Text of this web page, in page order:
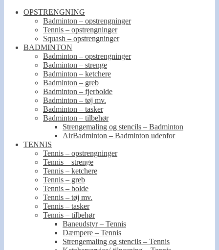
OPSTRENGNING
Badminton – opstrengninger
Tennis – opstrengninger
Squash – opstrengninger
BADMINTON
Badminton – opstrengninger
Badminton – strenge
Badminton – ketchere
Badminton – greb
Badminton – fjerbolde
Badminton – tøj mv.
Badminton – tasker
Badminton – tilbehør
Strengemaling og stencils – Badminton
AirBadminton – Badminton udenfor
TENNIS
Tennis – opstrengninger
Tennis – strenge
Tennis – ketchere
Tennis – greb
Tennis – bolde
Tennis – tøj mv.
Tennis – tasker
Tennis – tilbehør
Baneudstyr – Tennis
Dæmpere – Tennis
Strengemaling og stencils – Tennis